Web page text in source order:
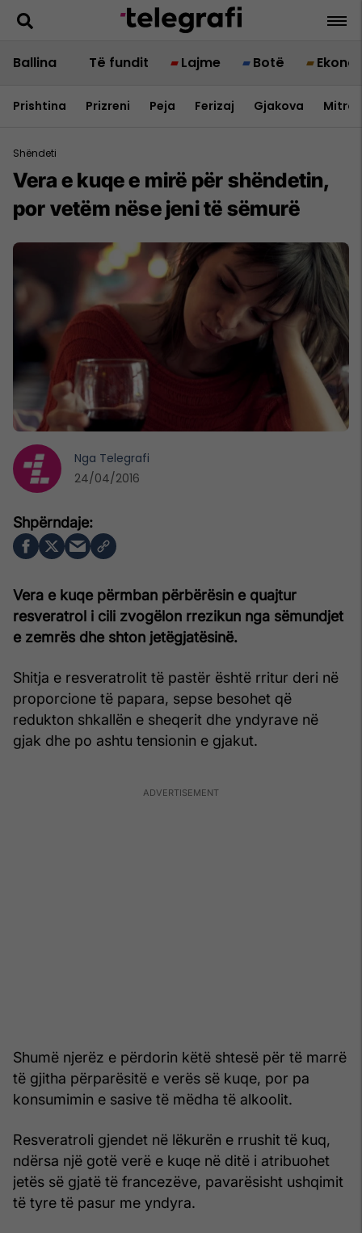
Ballina Të fundit Lajme Botë
Prishtina Prizreni Peja Ferizaj Gjakova
Shëndeti
Vera e kuqe e mirë për shëndetin,
por vetëm nëse jeni të sëmurë
Vera e kuqe përmban përbërësin e quajtur
resveratrol i cili zvogëlon rrezikun nga sëmundjet
e zemrës dhe shton jetëgjatësinë.
Shitja e resveratrolit të pastër është rritur deri në
proporcione të papara, sepse besohet që
redukton shkallën e sheqerit dhe yndyrave në
gjak dhe po ashtu tensionin e gjakut.
Shumë njerëz e përdorin këtë shtesë për të marrë
të gjitha përparësitë e verës së kuqe, por pa
konsumimin e sasive të mëdha të alkoolit.
Resveratroli gjendet në lëkurën e rrushit të kuq,
ndërsa një gotë verë e kuqe në ditë i atribuohet
jetës së gjatë të francezëve, pavarësisht ushqimit
të tyre të pasur me yndyra.
Nga Telegrafi
24/04/2016